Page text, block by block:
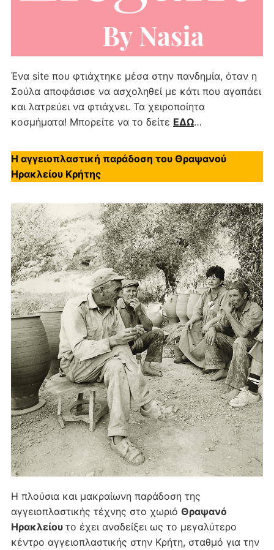
Ένα site που φτιάχτηκε μέσα στην πανδημία, όταν η
Σούλα αποφάσισε να ασχοληθεί με κάτι που αγαπάει
και λατρεύει να φτιάχνει. Τα χειροποίητα
κοσμήματα! Μπορείτε να το δείτε ΕΔΩ…
Η αγγειοπλαστική παράδοση του Θραψανού
Ηρακλείου Κρήτης
Η πλούσια και μακραίωνη παράδοση της
αγγειοπλαστικής τέχνης στο χωριό Θραψανό
Ηρακλείου το έχει αναδείξει ως το μεγαλύτερο
κέντρο αγγειοπλαστικής στην Κρήτη, σταθμό για την